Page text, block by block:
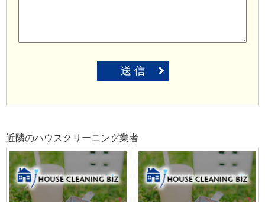
送 信
近隣のハウスクリーニング業者